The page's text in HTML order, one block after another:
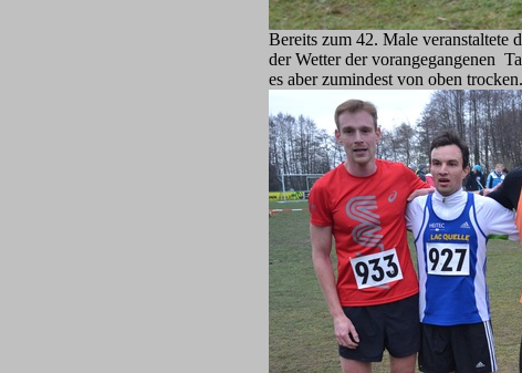
Bereits zum 42. Male veranstaltete
der Wetter der vorangegangenen
es aber zumindest von oben trocken.